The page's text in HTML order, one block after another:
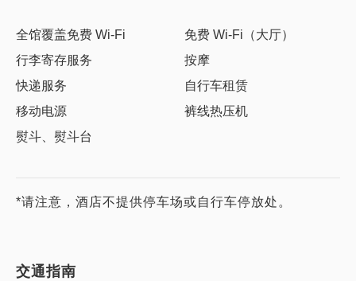
全馆覆盖免费 Wi-Fi
免费 Wi-Fi（大厅）
行李寄存服务
按摩
快递服务
自行车租赁
移动电源
裤线热压机
熨斗、熨斗台
*请注意，酒店不提供停车场或自行车停放处。
交通指南